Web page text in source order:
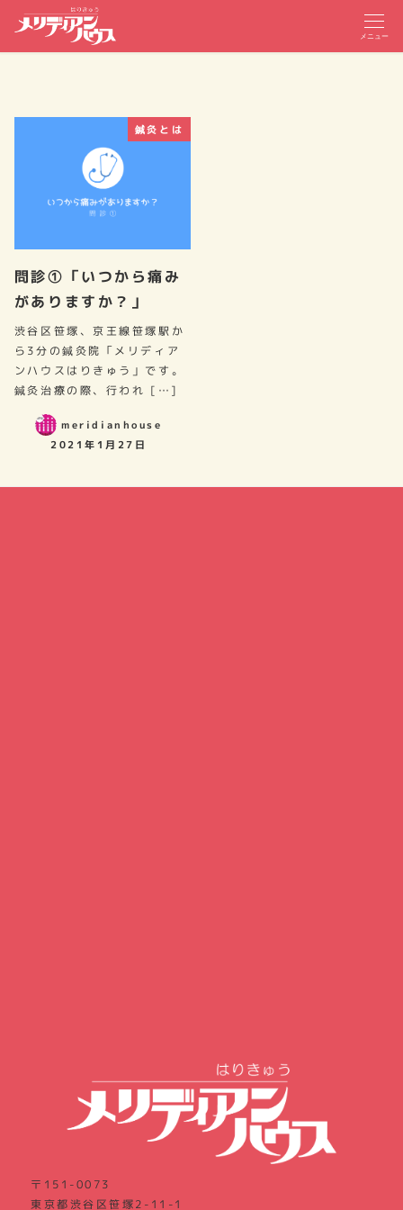
メニュー
鍼灸とは
問診①「いつから痛み
がありますか？」
渋谷区笹塚、京王線笹塚駅か
ら3分の鍼灸院「メリディア
ンハウスはりきゅう」です。
鍼灸治療の際、行われ […]
meridianhouse
2021年1月27日
〒151-0073
東京都渋谷区笹塚2-11-1